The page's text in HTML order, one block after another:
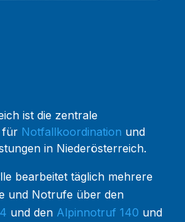
ist die zentrale
für Notfallkoordination und
in Niederösterreich.
bearbeitet täglich mehrere
und Notrufe über den
und den Alpinnotruf 140 und